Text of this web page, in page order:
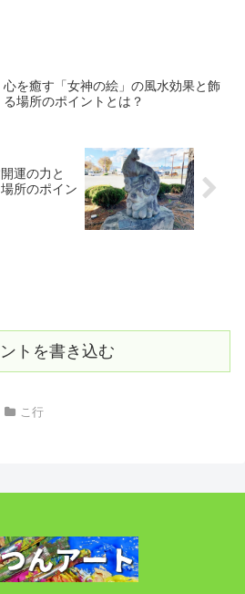
心を癒す「女神の絵」の風水効果と飾
る場所のポイントとは？
運の力と
所のポイン
トを書き込む
こ行